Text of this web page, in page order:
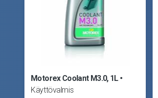
Motorex Coolant M3.0, 1L
Käyttövalmis